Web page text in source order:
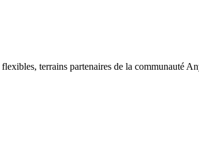
terrains partenaires de la communauté